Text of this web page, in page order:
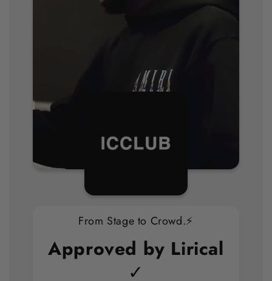
From Stage to Crowd.⚡
Approved by Lirical
✓